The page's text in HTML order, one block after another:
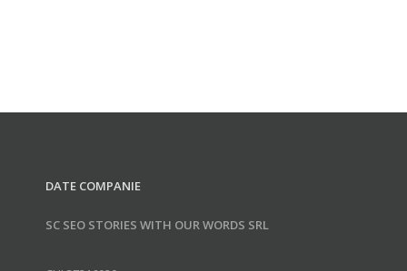
DATE COMPANIE
SC SEO STORIES WITH OUR WORDS SRL